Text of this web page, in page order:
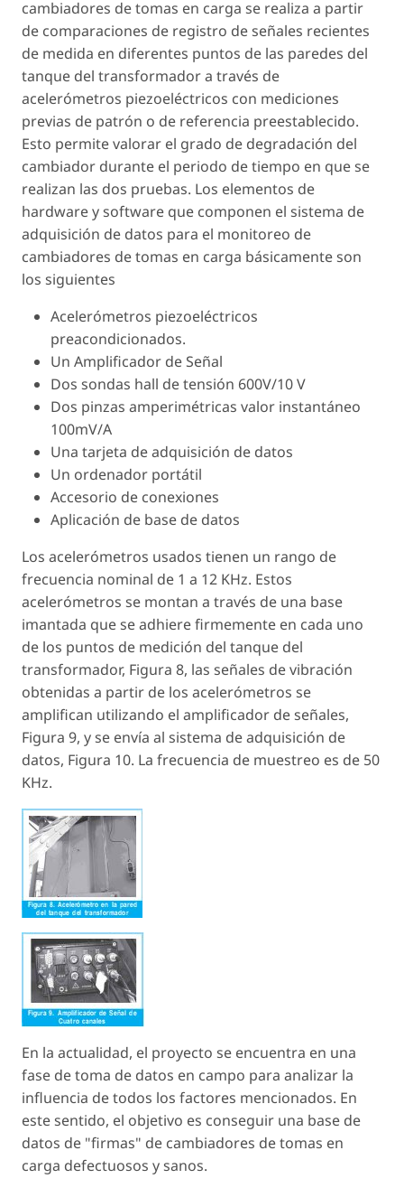
cambiadores de tomas en carga se realiza a partir
de comparaciones de registro de señales recientes
de medida en diferentes puntos de las paredes del
tanque del transformador a través de
acelerómetros piezoeléctricos con mediciones
previas de patrón o de referencia preestablecido.
Esto permite valorar el grado de degradación del
cambiador durante el periodo de tiempo en que se
realizan las dos pruebas. Los elementos de
hardware y software que componen el sistema de
adquisición de datos para el monitoreo de
cambiadores de tomas en carga básicamente son
los siguientes
Acelerómetros piezoeléctricos
preacondicionados.
Un Amplificador de Señal
Dos sondas hall de tensión 600V/10 V
Dos pinzas amperimétricas valor instantáneo
100mV/A
Una tarjeta de adquisición de datos
Un ordenador portátil
Accesorio de conexiones
Aplicación de base de datos
Los acelerómetros usados tienen un rango de
frecuencia nominal de 1 a 12 KHz. Estos
acelerómetros se montan a través de una base
imantada que se adhiere firmemente en cada uno
de los puntos de medición del tanque del
transformador, Figura 8, las señales de vibración
obtenidas a partir de los acelerómetros se
amplifican utilizando el amplificador de señales,
Figura 9, y se envía al sistema de adquisición de
datos, Figura 10. La frecuencia de muestreo es de 50
KHz.
En la actualidad, el proyecto se encuentra en una
fase de toma de datos en campo para analizar la
influencia de todos los factores mencionados. En
este sentido, el objetivo es conseguir una base de
datos de "firmas" de cambiadores de tomas en
carga defectuosos y sanos.